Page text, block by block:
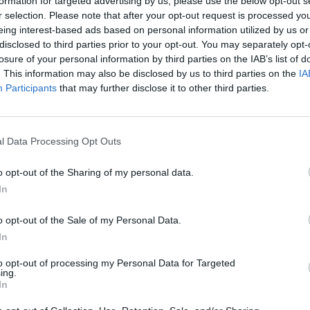
selection. Please note that after your opt-out request is processed
interest-based ads based on personal information utilized by us
to third parties prior to your opt-out. You may separately
of your personal information by third parties on the IAB’s list of
This information may also be disclosed by us to third parties on the
Participants that may further disclose it to other third parties.
Data Processing Opt Outs
opt-out of the Sharing of my personal data.
opt-out of the Sale of my Personal Data.
opt-out of processing my Personal Data for Targeted
nap is csökkent Olaszországban az új koronavírus
ez, illetve a dél-koreai tapasztalatok biztató kilátást
halálozás drámai és kezd felzárkózni hozzá a
a Nordea Bank. Látványos ábrákkal
keltő adatok jöttek Olaszországból, mivel a második
fertőzéses esetek száma. Mivel március 11. óta van
Lombardia és Veneto tartományban pedig már bő egy
konkrét eredményeket kell(ene) látunk. (Korábban olasz...
portfolio.hu hírarchívumához tartozik, melynek olvasása
tartalmazza: